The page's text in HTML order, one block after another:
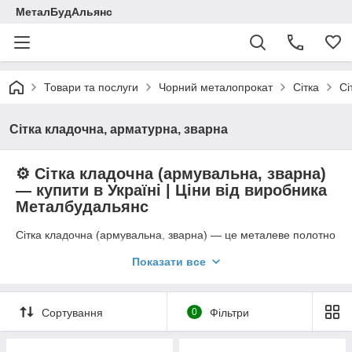
МеталБудАльянс
Товари та послуги Чорний металопрокат Сітка
Сітка кладочна, арматурна, зварна
⚙️ Сітка кладочна (армувальна, зварна)
— купити в Україні | Ціни від виробника
Металбудальянс
Сітка кладочна (армувальна, зварна) — це металеве полотно
бетону та інших конструкцій. Матеріал відзначається високою
КомпаніяМеталбудальянспостачає зварні армувальні сітки
відповідно до стандартів
ГОСТ 23279-85, ГОСТ 8478-81,
Показати все
Сортування 0 Фільтри